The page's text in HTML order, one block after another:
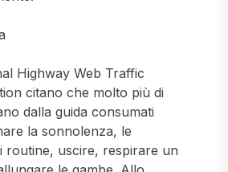
Highway Web Traffic
citano che molto più di
dalla guida consumati
la sonnolenza, le
routine, uscire, respirare un